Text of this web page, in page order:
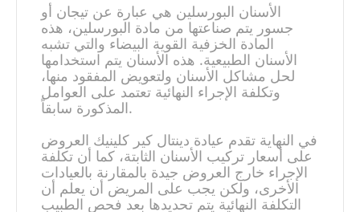
الأسنان البورسلين هي عبارة عن تيجان أو
جسور يتم صناعتها من مادة البورسلين، هذه
المادة الخزفية القوية البيضاء والتي تشبه
الأسنان الطبيعية. هذه الأسنان يتم استخدامها
لحل مشاكل الأسنان ولتعويض المفقود منها،
وتكلفة الإجراء النهائية تعتمد على العوامل
المذكورة سابقاً.
في النهاية تقدم عيادة دينتال كير كلينيك العروض
على أسعار تركيب الأسنان الثابتة، كما أن تكلفة
الإجراء خارج العروض جيدة بالمقارنة بالعيادات
الأخرى، ولكن يجب على المريض أن يعلم أن
التكلفة النهائية يتم تحديدها بعد فحص الطبيب